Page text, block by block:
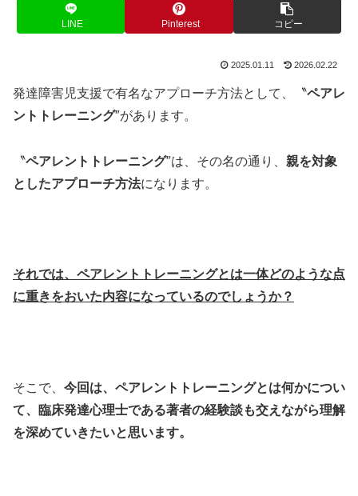
LINE Pinterest コピー
2025.01.11 2026.02.22
発達障害児支援で有名なアプローチ方法として、〝ペアレ
ントトレーニング″があります。
〝ペアレントトレーニング″は、その名の通り、 親を対象
としたアプローチ方法になります。
それでは、ペアレントトレーニングとは一体どのような点
に重きをおいた内容になっているのでしょうか？
そこで、 今回は、ペアレントトレーニングとは何かについ
て、臨床発達心理士である著者の経験談も交えながら理解
を深めていきたいと思います。